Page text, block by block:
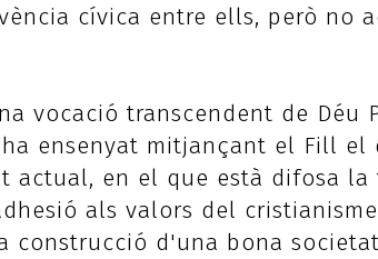
cívica entre ells, però no
vocació transcendent de Déu
ensenyat mitjançant el Fill el
actual, en el que està difosa
als valors del
construcció d'una bona